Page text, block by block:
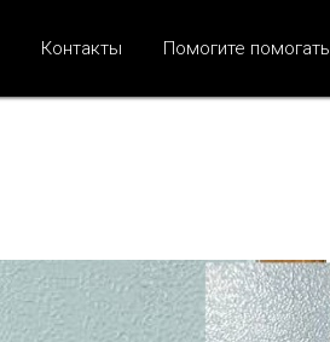
Контакты Помогите помогать